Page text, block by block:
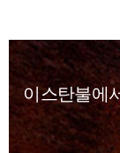
이스탄불에